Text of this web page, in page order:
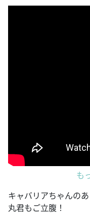
も
キャバリアちゃんの
丸君もご立腹！